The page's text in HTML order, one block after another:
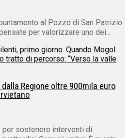
al Pozzo di San Patrizio
per valorizzare uno dei...
Regione oltre 900mila euro
per sostenere interventi di